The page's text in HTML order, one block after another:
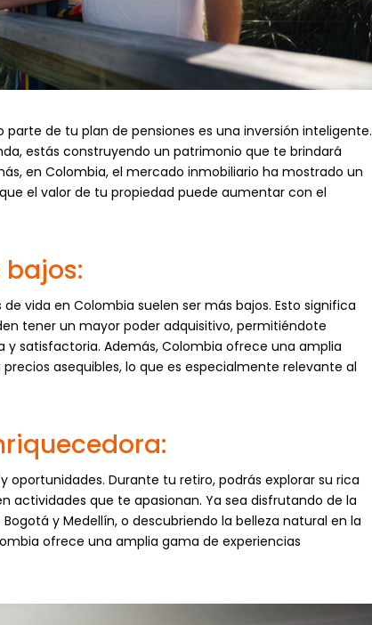
de tu plan de pensiones es una inversión inteligente.
estás construyendo un patrimonio que te brindará
en Colombia, el mercado inmobiliario ha mostrado un
el valor de tu propiedad puede aumentar con el
vida en Colombia suelen ser más bajos. Esto significa
tener un mayor poder adquisitivo, permitiéndote
satisfactoria. Además, Colombia ofrece una amplia
asequibles, lo que es especialmente relevante al
oportunidades. Durante tu retiro, podrás explorar su rica
actividades que te apasionan. Ya sea disfrutando de la
y Medellín, o descubriendo la belleza natural en la
ofrece una amplia gama de experiencias